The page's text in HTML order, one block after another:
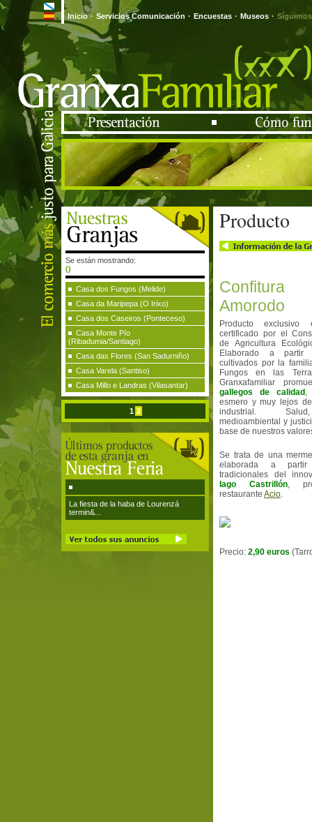
Inicio · Servicios Comunicación · Encuestas · Museos · Síguenos
Se están mostrando:
()
Casa dos Fungos (Melide)
Casa da Maripepa (O Irixo)
Casa dos Caseiros (Ponteceso)
Casa Monte Pío
(Ribadumia/Santiago)
Casa das Flores (San Sadurniño)
Casa Varela (Santiso)
Casa Millo e Landras (Vilasantar)
1 2
La fiesta de la haba de Lourenzá
termin&...
Producto
Amorodo
Producto exclusivo
certificado por el
de Agricultura
Elaborado a
cultivados por la
Fungos en las
Granxafamiliar
gallegos de calidad ,
esmero y muy lejos
industrial.
medioambiental y
base de nuestros
Se trata de una
elaborada a
tradicionales del
Iago Castrillón,
restaurante Acio.
Precio: 2,90 euros